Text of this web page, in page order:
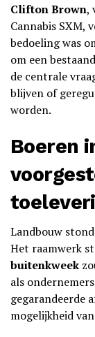
Clifton Brown,
Cannabis SXM,
bedoeling was
om een
de centrale
blijven of
worden.
Boeren
Landbouw
Het raamwerk
buitenkweek
als
gegarandeerde
mogelijkheid